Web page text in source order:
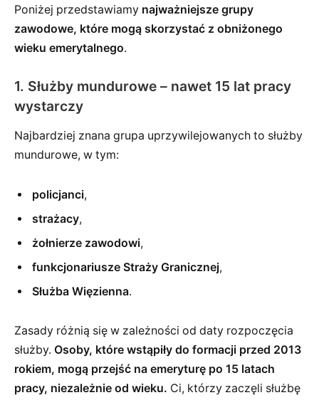
Poniżej przedstawiamy najważniejsze grupy
zawodowe, które mogą skorzystać z obniżonego
wieku emerytalnego.
1. Służby mundurowe – nawet 15 lat pracy
wystarczy
Najbardziej znana grupa uprzywilejowanych to służby
mundurowe, w tym:
policjanci,
strażacy,
żołnierze zawodowi,
funkcjonariusze Straży Granicznej,
Służba Więzienna.
Zasady różnią się w zależności od daty rozpoczęcia
służby. Osoby, które wstąpiły do formacji przed 2013
rokiem, mogą przejść na emeryturę po 15 latach
pracy, niezależnie od wieku. Ci, którzy zaczęli służbę